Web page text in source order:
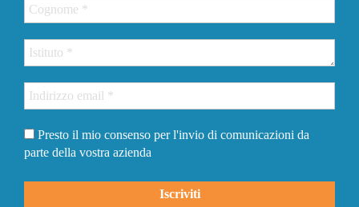
Presto il mio consenso per l'invio di comunicazioni da
parte della vostra azienda